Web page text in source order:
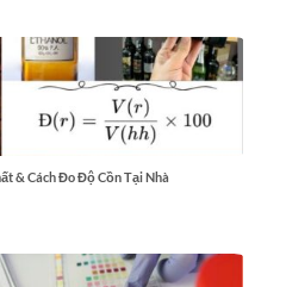
& Cách Đo Độ Cồn Tại Nhà